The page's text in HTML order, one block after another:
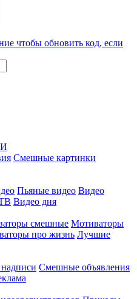
Смешные картинки
Пьяные видео Видео
Видео дня
смешные Мотиваторы
про жизнь Лучшие
Смешные объявления